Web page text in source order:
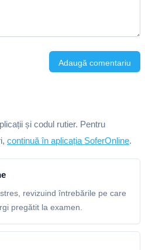
Adaugă comentariu
și codul rutier. Pentru
continuă în aplicația SoferOnline.
revizuind întrebările pe care
pregătit la examen.